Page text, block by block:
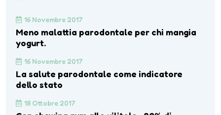
16 Novembre 2017
Meno malattia parodontale per chi mangia
yogurt.
16 Novembre 2017
La salute parodontale come indicatore
dello stato
18 Ottobre 2017